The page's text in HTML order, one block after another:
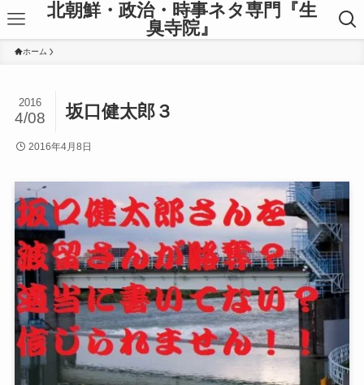
北朝鮮・政治・時事ネタ専門『生
臭寺院』
ホーム
坂口健太郎３
2016
4/08
2016年4月8日